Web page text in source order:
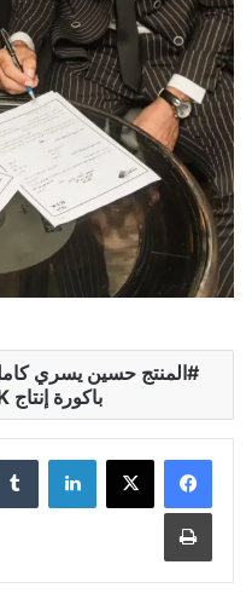
باكورة إنتاج HYK للإنتاج الفني
لينكدإن
طباعة